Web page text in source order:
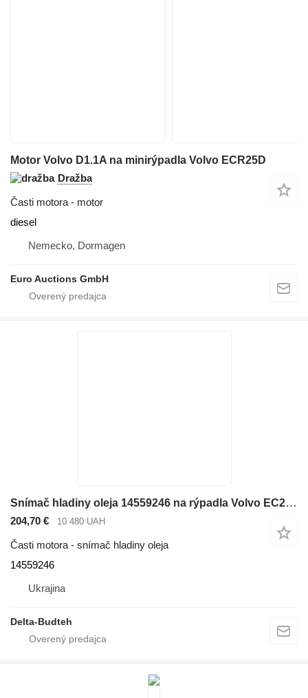
Motor Volvo D1.1A na minirýpadla Volvo ECR25D
Dražba
Časti motora - motor
diesel
Nemecko, Dormagen
Euro Auctions GmbH
Snímač hladiny oleja 14559246 na rýpadla Volvo EC210B
204,70 € 10 480 UAH
Časti motora - snímač hladiny oleja
14559246
Ukrajina
Delta-Budteh